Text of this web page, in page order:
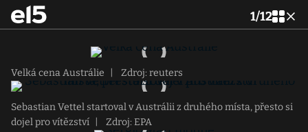
1/12
Velká cena Austrálie Zdroj: reuters
Sebastian Vettel startoval v Austrálii z druhého místa, přesto si
dojel pro vítězství
Zdroj: EPA